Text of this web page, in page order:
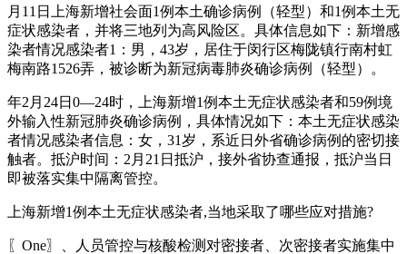
月11日上海新增社会面1例本土确诊病例（轻型）和1例本土无
症状感染者，并将三地列为高风险区。具体信息如下：新增感
染者情况感染者1：男，43岁，居住于闵行区梅陇镇行南村虹
梅南路1526弄，被诊断为新冠病毒肺炎确诊病例（轻型）。
年2月24日0—24时，上海新增1例本土无症状感染者和59例境
外输入性新冠肺炎确诊病例，具体情况如下：本土无症状感染
者情况感染者信息：女，31岁，系近日外省确诊病例的密切接
触者。抵沪时间：2月21日抵沪，接外省协查通报，抵沪当日
即被落实集中隔离管控。
上海新增1例本土无症状感染者,当地采取了哪些应对措施?
〖One〗、人员管控与核酸检测对密接者、次密接者实施集中